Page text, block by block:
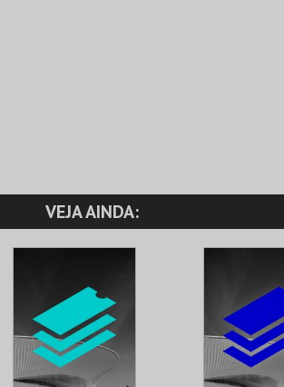
VEJA AINDA: